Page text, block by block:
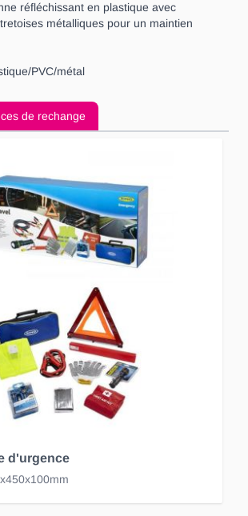
réfléchissant en plastique avec
métalliques pour un maintien
PVC/métal
de rechange
d'urgence